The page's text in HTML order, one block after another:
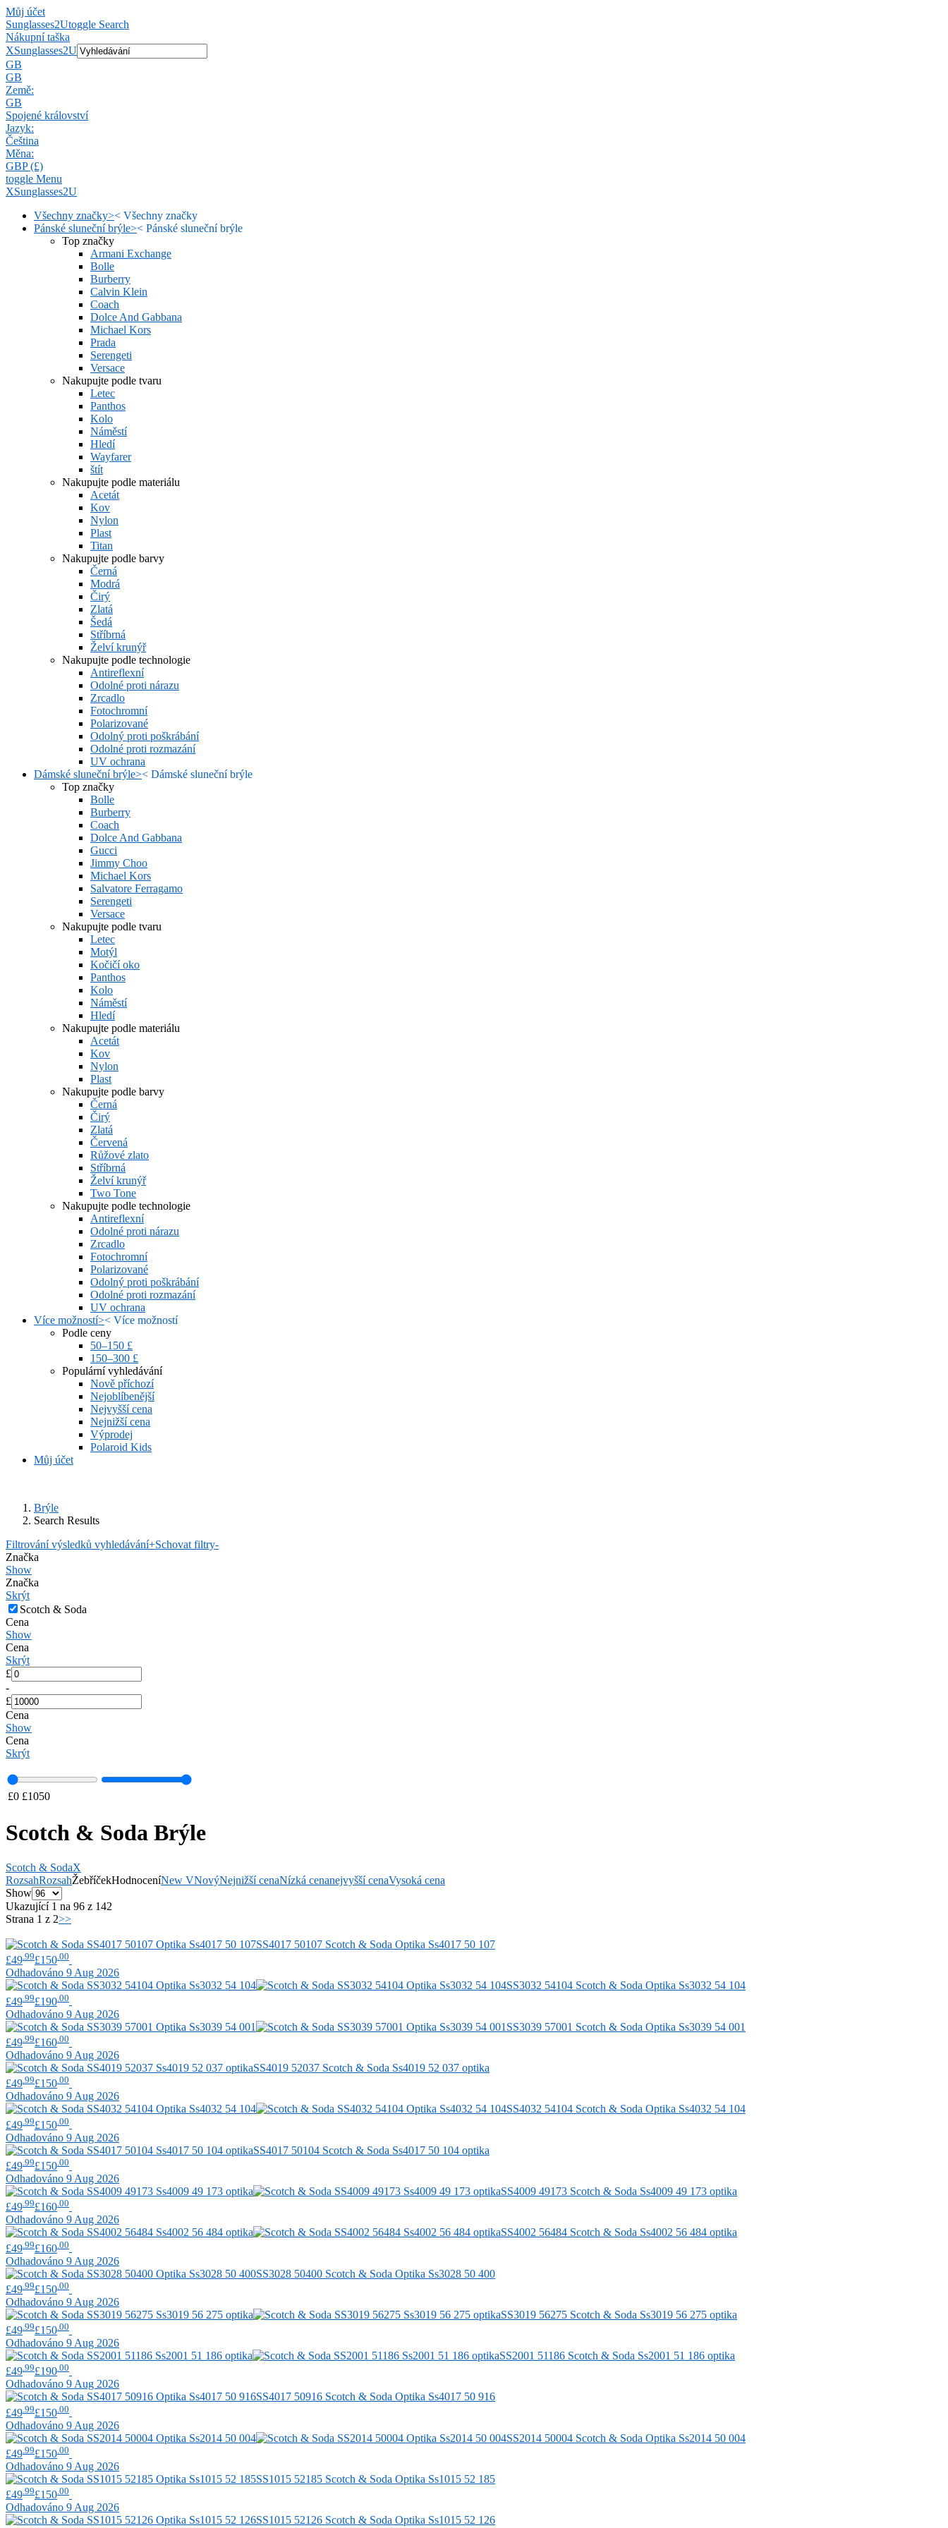
Můj účet
Sunglasses2Utoggle Search
Nákupní taška
XSunglasses2U
GB
GB
Země:
GB
Spojené království
Jazyk:
Čeština
Měna:
GBP (£)
toggle Menu
XSunglasses2U
Všechny značky>< Všechny značky
Pánské sluneční brýle>< Pánské sluneční brýle
Top značky
Armani Exchange
Bolle
Burberry
Calvin Klein
Coach
Dolce And Gabbana
Michael Kors
Prada
Serengeti
Versace
Nakupujte podle tvaru
Letec
Panthos
Kolo
Náměstí
Hledí
Wayfarer
štít
Nakupujte podle materiálu
Acetát
Kov
Nylon
Plast
Titan
Nakupujte podle barvy
Černá
Modrá
Čirý
Zlatá
Šedá
Stříbrná
Želví krunýř
Nakupujte podle technologie
Antireflexní
Odolné proti nárazu
Zrcadlo
Fotochromní
Polarizované
Odolný proti poškrábání
Odolné proti rozmazání
UV ochrana
Dámské sluneční brýle>< Dámské sluneční brýle
Top značky
Bolle
Burberry
Coach
Dolce And Gabbana
Gucci
Jimmy Choo
Michael Kors
Salvatore Ferragamo
Serengeti
Versace
Nakupujte podle tvaru
Letec
Motýl
Kočičí oko
Panthos
Kolo
Náměstí
Hledí
Nakupujte podle materiálu
Acetát
Kov
Nylon
Plast
Nakupujte podle barvy
Černá
Čirý
Zlatá
Červená
Růžové zlato
Stříbrná
Želví krunýř
Two Tone
Nakupujte podle technologie
Antireflexní
Odolné proti nárazu
Zrcadlo
Fotochromní
Polarizované
Odolný proti poškrábání
Odolné proti rozmazání
UV ochrana
Více možností>< Více možností
Podle ceny
50–150 £
150–300 £
Populární vyhledávání
Nově příchozí
Nejoblíbenější
Nejvyšší cena
Nejnižší cena
Výprodej
Polaroid Kids
Můj účet
Brýle
Search Results
Filtrování výsledků vyhledávání+Schovat filtry-
Značka
Show
Značka
Skrýt
Scotch & Soda
Cena
Show
Cena
Skrýt
£
-
£
Cena
Show
Cena
Skrýt
£0 £1050
Scotch & Soda Brýle
Scotch & SodaX
RozsahRozsahŽebříčekHodnoceníNew VNovýNejnižší cenaNízká cenanejvyšší cenaVysoká cena
Show
Ukazující 1 na 96 z 142
Strana 1 z 2>>
SS4017 50107 Scotch & Soda Optika Ss4017 50 107
£49 .99£150 .00
Odhadováno 9 Aug 2026
SS3032 54104 Scotch & Soda Optika Ss3032 54 104
£49 .99£190 .00
Odhadováno 9 Aug 2026
SS3039 57001 Scotch & Soda Optika Ss3039 54 001
£49 .99£160 .00
Odhadováno 9 Aug 2026
SS4019 52037 Scotch & Soda Ss4019 52 037 optika
£49 .99£150 .00
Odhadováno 9 Aug 2026
SS4032 54104 Scotch & Soda Optika Ss4032 54 104
£49 .99£150 .00
Odhadováno 9 Aug 2026
SS4017 50104 Scotch & Soda Ss4017 50 104 optika
£49 .99£150 .00
Odhadováno 9 Aug 2026
SS4009 49173 Scotch & Soda Ss4009 49 173 optika
£49 .99£160 .00
Odhadováno 9 Aug 2026
SS4002 56484 Scotch & Soda Ss4002 56 484 optika
£49 .99£160 .00
Odhadováno 9 Aug 2026
SS3028 50400 Scotch & Soda Optika Ss3028 50 400
£49 .99£150 .00
Odhadováno 9 Aug 2026
SS3019 56275 Scotch & Soda Ss3019 56 275 optika
£49 .99£150 .00
Odhadováno 9 Aug 2026
SS2001 51186 Scotch & Soda Ss2001 51 186 optika
£49.99£190.00
Odhadováno 9 Aug 2026
SS4017 50916 Scotch & Soda Optika Ss4017 50 916
£49 .99£150 .00
Odhadováno 9 Aug 2026
SS2014 50004 Scotch & Soda Optika Ss2014 50 004
£49 .99£150 .00
Odhadováno 9 Aug 2026
SS1015 52185 Scotch & Soda Optika Ss1015 52 185
£49.99£150.00
Odhadováno 9 Aug 2026
SS1015 52126 Scotch & Soda Optika Ss1015 52 126